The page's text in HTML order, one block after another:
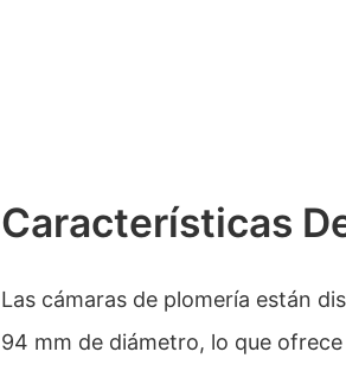
Características
Las cámaras de plomería están
94 mm de diámetro, lo que